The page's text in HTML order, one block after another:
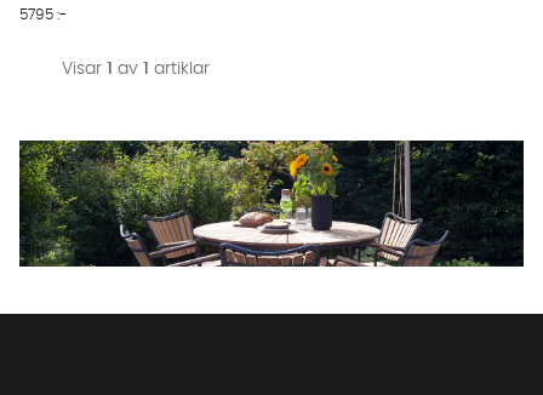
5795 :-
Visar 1 av 1 artiklar
sparas i upp till 24 timmar för att kunna hjälpa dig. Vi delar
inte dina uppgifter med tredje part. Läs mer i vår
integritetspolicy.
Jag godkänner att konversationen sparas
Starta chatten